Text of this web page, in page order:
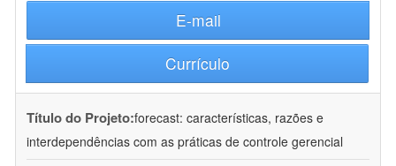
E-mail
Currículo
Título do Projeto:forecast: características, razões e
interdependências com as práticas de controle gerencial